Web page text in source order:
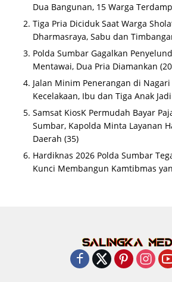
Dua Bangunan, 15 Warga
Tiga Pria Diciduk Saat Warga
Dharmasraya, Sabu dan
Polda Sumbar Gagalkan
Mentawai, Dua Pria Diamankan
Jalan Minim Penerangan di
Kecelakaan, Ibu dan Tiga Anak
Samsat KiosK Permudah Bayar
Sumbar, Kapolda Minta Layanan
Daerah (35)
Hardiknas 2026 Polda Sumbar
Kunci Membangun Kamtibmas